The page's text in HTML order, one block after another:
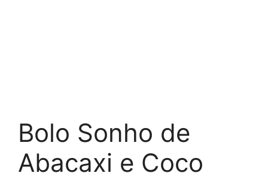
Bolo Sonho de
Abacaxi e Coco